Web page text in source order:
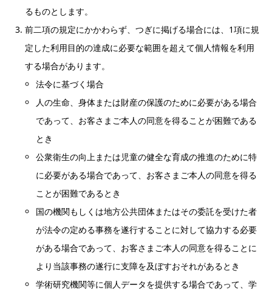
るものとします。
前二項の規定にかかわらず、つぎに掲げる場合には、1項に規
定した利用目的の達成に必要な範囲を超えて個人情報を利用
する場合があります。
法令に基づく場合
人の生命、身体または財産の保護のために必要がある場合
であって、お客さまご本人の同意を得ることが困難である
とき
公衆衛生の向上または児童の健全な育成の推進のために特
に必要がある場合であって、お客さまご本人の同意を得る
ことが困難であるとき
国の機関もしくは地方公共団体またはその委託を受けた者
が法令の定める事務を遂行することに対して協力する必要
がある場合であって、お客さまご本人の同意を得ることに
より当該事務の遂行に支障を及ぼすおそれがあるとき
学術研究機関等に個人データを提供する場合であって、学